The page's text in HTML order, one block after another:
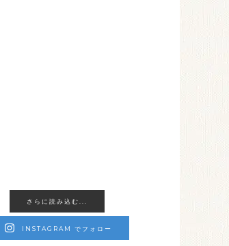
さらに読み込む...
INSTAGRAM でフォロー